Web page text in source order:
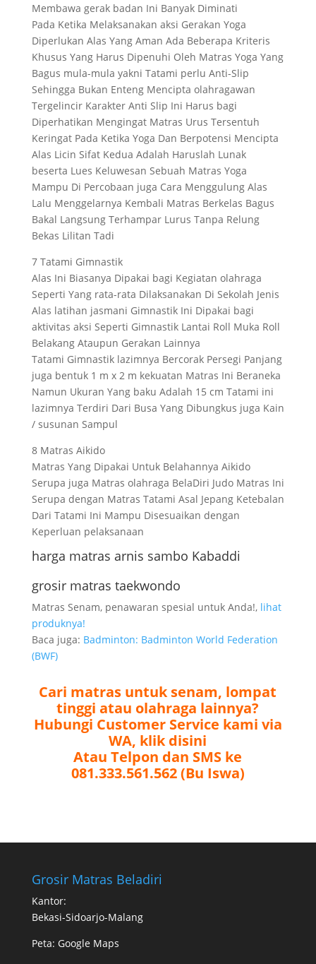
Membawa gerak badan Ini Banyak Diminati
Pada Ketika Melaksanakan aksi Gerakan Yoga
Diperlukan Alas Yang Aman Ada Beberapa Kriteris
Khusus Yang Harus Dipenuhi Oleh Matras Yoga Yang
Bagus mula-mula yakni Tatami perlu Anti-Slip
Sehingga Bukan Enteng Mencipta olahragawan
Tergelincir Karakter Anti Slip Ini Harus bagi
Diperhatikan Mengingat Matras Urus Tersentuh
Keringat Pada Ketika Yoga Dan Berpotensi Mencipta
Alas Licin Sifat Kedua Adalah Haruslah Lunak
beserta Lues Keluwesan Sebuah Matras Yoga
Mampu Di Percobaan juga Cara Menggulung Alas
Lalu Menggelarnya Kembali Matras Berkelas Bagus
Bakal Langsung Terhampar Lurus Tanpa Relung
Bekas Lilitan Tadi
7 Tatami Gimnastik
Alas Ini Biasanya Dipakai bagi Kegiatan olahraga
Seperti Yang rata-rata Dilaksanakan Di Sekolah Jenis
Alas latihan jasmani Gimnastik Ini Dipakai bagi
aktivitas aksi Seperti Gimnastik Lantai Roll Muka Roll
Belakang Ataupun Gerakan Lainnya
Tatami Gimnastik lazimnya Bercorak Persegi Panjang
juga bentuk 1 m x 2 m kekuatan Matras Ini Beraneka
Namun Ukuran Yang baku Adalah 15 cm Tatami ini
lazimnya Terdiri Dari Busa Yang Dibungkus juga Kain
/ susunan Sampul
8 Matras Aikido
Matras Yang Dipakai Untuk Belahannya Aikido
Serupa juga Matras olahraga BelaDiri Judo Matras Ini
Serupa dengan Matras Tatami Asal Jepang Ketebalan
Dari Tatami Ini Mampu Disesuaikan dengan
Keperluan pelaksanaan
harga matras arnis sambo Kabaddi
grosir matras taekwondo
Matras Senam, penawaran spesial untuk Anda!, lihat
produknya!
Baca juga: Badminton: Badminton World Federation
(BWF)
Cari matras untuk senam, lompat
tinggi atau olahraga lainnya?
Hubungi Customer Service kami via
WA, klik disini
Atau Telpon dan SMS ke
081.333.561.562 (Bu Iswa)
Grosir Matras Beladiri
Kantor:
Bekasi-Sidoarjo-Malang
Peta: Google Maps